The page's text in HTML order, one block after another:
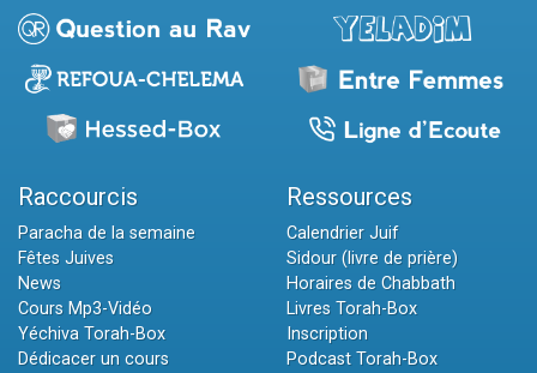
Raccourcis
Paracha de la semaine
Fêtes Juives
News
Cours Mp3-Vidéo
Yéchiva Torah-Box
Dédicacer un cours
Ressources
Calendrier Juif
Sidour (livre de prière)
Horaires de Chabbath
Livres Torah-Box
Inscription
Podcast Torah-Box